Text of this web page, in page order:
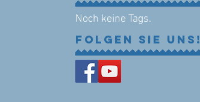
Noch keine Tags.
Folgen Sie uns!